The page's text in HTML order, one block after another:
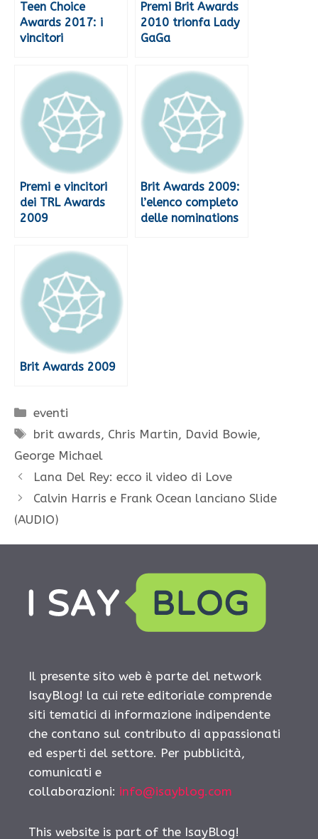
Teen Choice
Awards 2017: i
vincitori
Premi Brit Awards
2010 trionfa Lady
GaGa
Premi e vincitori
dei TRL Awards
2009
Brit Awards 2009:
l’elenco completo
delle nominations
Brit Awards 2009
Categorie
eventi
Tag
brit awards, Chris Martin, David Bowie,
George Michael
Lana Del Rey: ecco il video di Love
Calvin Harris e Frank Ocean lanciano Slide
(AUDIO)
Il presente sito web è parte del network
IsayBlog! la cui rete editoriale comprende
siti tematici di informazione indipendente
che contano sul contributo di appassionati
ed esperti del settore. Per pubblicità,
comunicati e
collaborazioni: info@isayblog.com
This website is part of the IsayBlog!